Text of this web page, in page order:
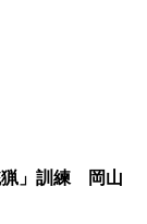
猟」訓練 岡山